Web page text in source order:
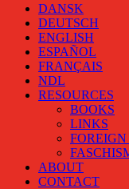
DANSK
DEUTSCH
ENGLISH
ESPAÑOL
FRANÇAIS
NDL
RESOURCES
BOOKS
LINKS
ABOUT
CONTACT